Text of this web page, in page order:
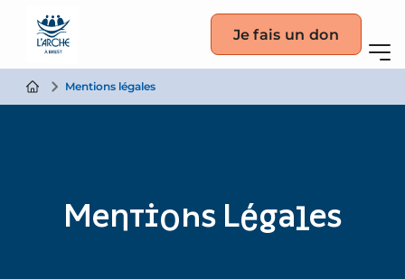
Je fais un don
Mentions légales
Mentions Légales